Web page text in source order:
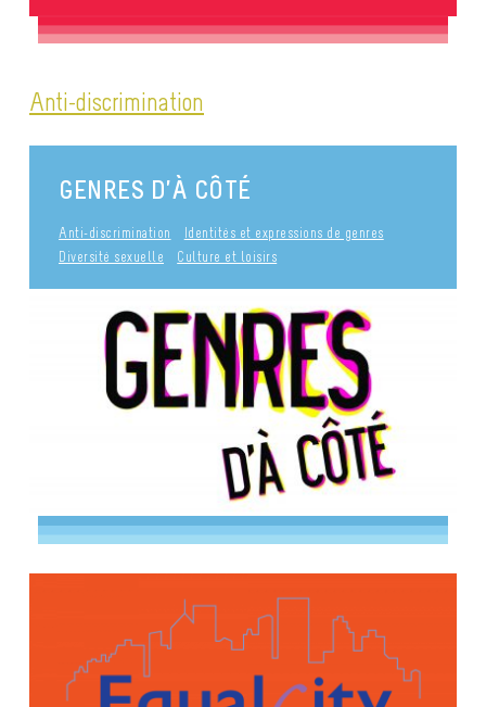
Anti-discrimination
GENRES D’À CÔTÉ
Anti-discrimination
Identités et expressions de genres
Diversité sexuelle
Culture et loisirs